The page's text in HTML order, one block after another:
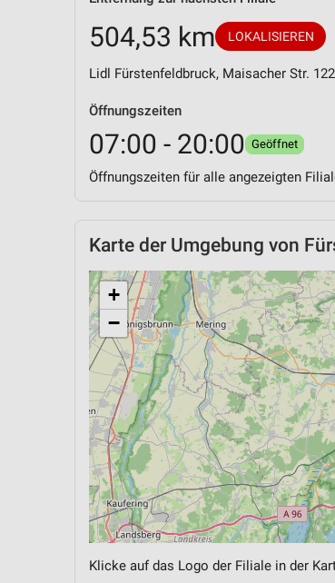
504,53 km LOKALISIEREN
Lidl Fürstenfeldbruck, Maisacher Str. 122
Öffnungszeiten
07:00 - 20:00 Geöffnet
Öffnungszeiten für alle angezeigten
Karte der Umgebung von
+
−
Klicke auf das Logo der Filiale in der